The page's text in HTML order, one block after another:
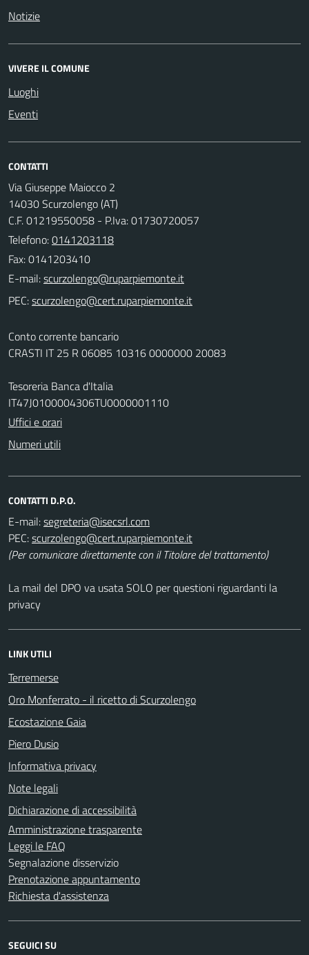
Notizie
VIVERE IL COMUNE
Luoghi
Eventi
CONTATTI
Via Giuseppe Maiocco 2
14030 Scurzolengo (AT)
C.F. 01219550058 - P.Iva: 01730720057
Telefono:0141203118
Fax: 0141203410
E-mail:
PEC:
Conto corrente bancario
CRASTI IT 25 R 06085 10316 0000000 20083
Tesoreria Banca d'Italia
IT47J0100004306TU0000001110
Uffici e orari
Numeri utili
CONTATTI D.P.O.
E-mail:
PEC:
(Per comunicare direttamente con il Titolare del trattamento)
La mail del DPO va usata SOLO per questioni riguardanti la
privacy
LINK UTILI
Terremerse
Oro Monferrato - il ricetto di Scurzolengo
Ecostazione Gaia
Piero Dusio
Informativa privacy
Note legali
Dichiarazione di accessibilità
Amministrazione trasparente
Leggi le FAQ
Segnalazione disservizio
Prenotazione appuntamento
Richiesta d'assistenza
SEGUICI SU